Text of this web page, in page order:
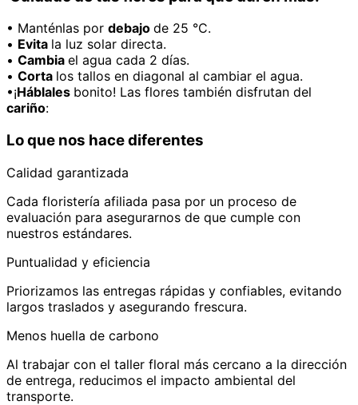
• Manténlas por debajo de 25 °C.
• Evita la luz solar directa.
• Cambia el agua cada 2 días.
• Corta los tallos en diagonal al cambiar el agua.
•¡Háblales bonito! Las flores también disfrutan del
cariño:
Lo que nos hace diferentes
Calidad garantizada
Cada floristería afiliada pasa por un proceso de
evaluación para asegurarnos de que cumple con
nuestros estándares.
Puntualidad y eficiencia
Priorizamos las entregas rápidas y confiables, evitando
largos traslados y asegurando frescura.
Menos huella de carbono
Al trabajar con el taller floral más cercano a la dirección
de entrega, reducimos el impacto ambiental del
transporte.